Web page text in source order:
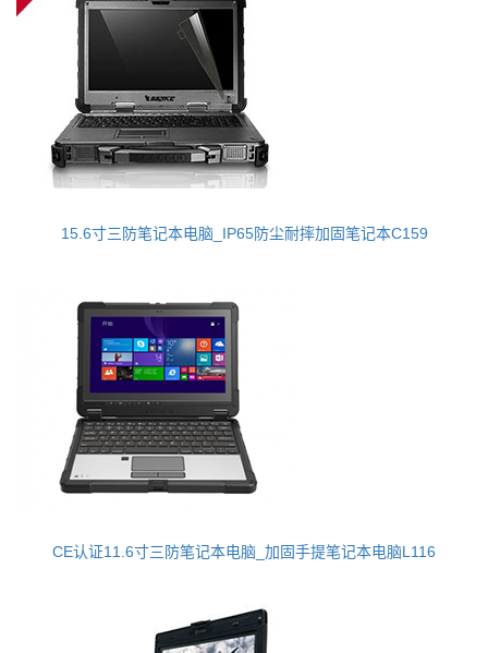
15.6寸三防笔记本电脑_IP65防尘耐摔加固笔记本C159
CE认证11.6寸三防笔记本电脑_加固手提笔记本电脑L116